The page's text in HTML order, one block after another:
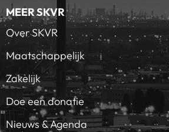
MEER SKVR
Over SKVR
Maatschappelijk
Zakelijk
Doe een donatie
Nieuws & Agenda